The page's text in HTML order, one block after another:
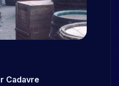
Cadavre